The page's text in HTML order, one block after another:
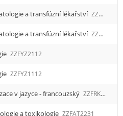
a transfúzní lékařství ZZHEMT2351
a transfúzní lékařství ZZHEMT1351
ZZFYZ2112
ZZFYZ1112
v jazyce - francouzský ZZFRK3569
a toxikologie ZZFAT2231